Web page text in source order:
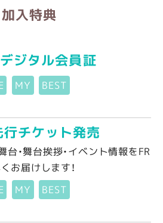
加入特典
ジタル会員証
MY BEST
チケット発売
・舞台挨拶・イベント情報をFR
お届けします！
MY BEST